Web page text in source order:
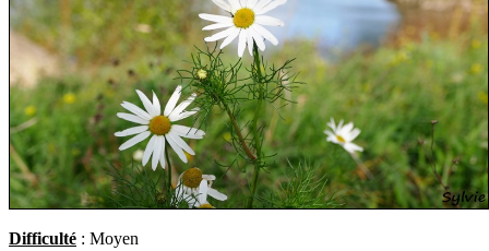
Difficulté : Moyen